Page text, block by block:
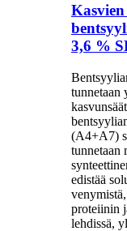
3,6 %
tunnetaan
(A4+A7)
tunnetaan
edistää
proteiinin
lehdissä,